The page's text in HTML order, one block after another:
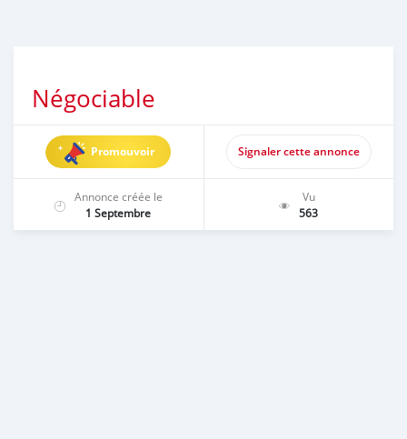
Négociable
Promouvoir Signaler cette annonce
Annonce créée le
1 Septembre
Vu
563